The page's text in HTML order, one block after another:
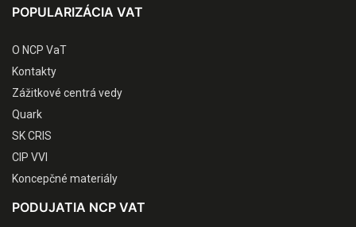
POPULARIZÁCIA VAT
O NCP VaT
Kontakty
Zážitkové centrá vedy
Quark
SK CRIS
CIP VVI
Koncepčné materiály
PODUJATIA NCP VAT